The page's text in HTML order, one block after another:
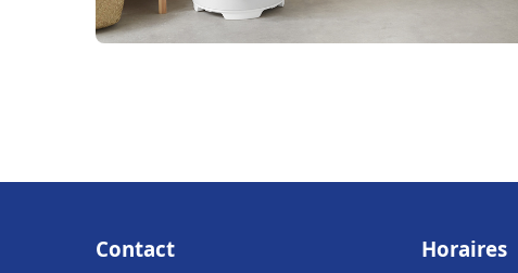
Contact Horaires